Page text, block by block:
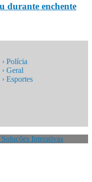
durante enchente
› Polícia
› Geral
› Esportes
Interativas